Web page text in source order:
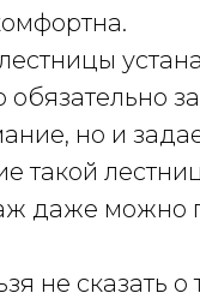
обязательно
но и
такой
даже можно
не сказать